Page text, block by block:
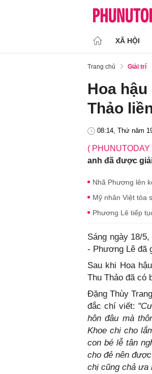
XÃ HỘI
Trang chủ Giải trí
Hoa
Thảo
08:14, Thứ năm
( PHUNUTODAY
anh đã được
Nhã Phương lên
Mỹ nhân Việt tỏa
Phương Lê tiếp
Sáng ngày 18/
- Phương Lê đã
Sau khi Hoa
Thu Thảo đã có
Đặng Thùy
đắc chí viết:
hôn đâu mà
Khoe chi cho
con bé lễ tân
cho đẻ nên
chị cũng chả ưa